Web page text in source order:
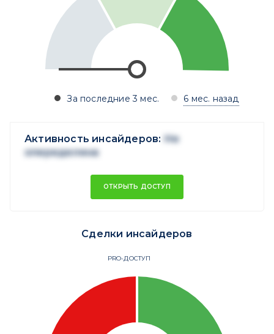
За последние 3 мес. 6 мес. назад
Активность инсайдеров: Не
опеределена
ОТКРЫТЬ ДОСТУП
Сделки инсайдеров
PRO-ДОСТУП